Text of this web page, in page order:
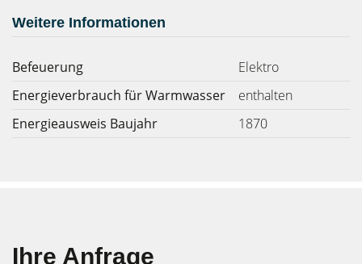
Weitere Informationen
Befeuerung
Elektro
Energieverbrauch für Warmwasser
enthalten
Energieausweis Baujahr
1870
Ihre Anfrage